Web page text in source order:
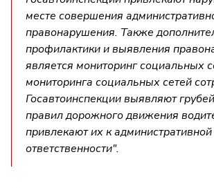
месте совершения
правонарушения. Также
профилактики и выявления
является мониторинг социальных
мониторинга социальных сетей
Госавтоинспекции выявляют
правил дорожного движения
привлекают их к административной
ответственности".